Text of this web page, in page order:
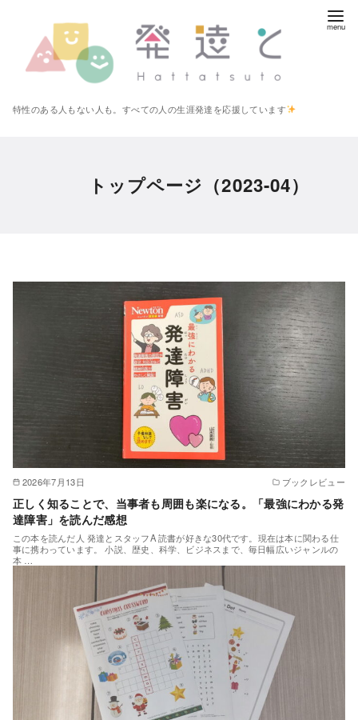
特性のある人もない人も。すべての人の生涯発達を応援しています
トップページ（2023-04）
2026年7月13日 ブックレビュー
正しく知ることで、当事者も周囲も楽になる。「最強にわかる発
達障害」を読んだ感想
この本を読んだ人 発達とスタッフA 読書が好きな30代です。現在は本に関わる仕
事に携わっています。 ​小説、歴史、科学、ビジネスまで、毎日幅広いジャンルの
本 …